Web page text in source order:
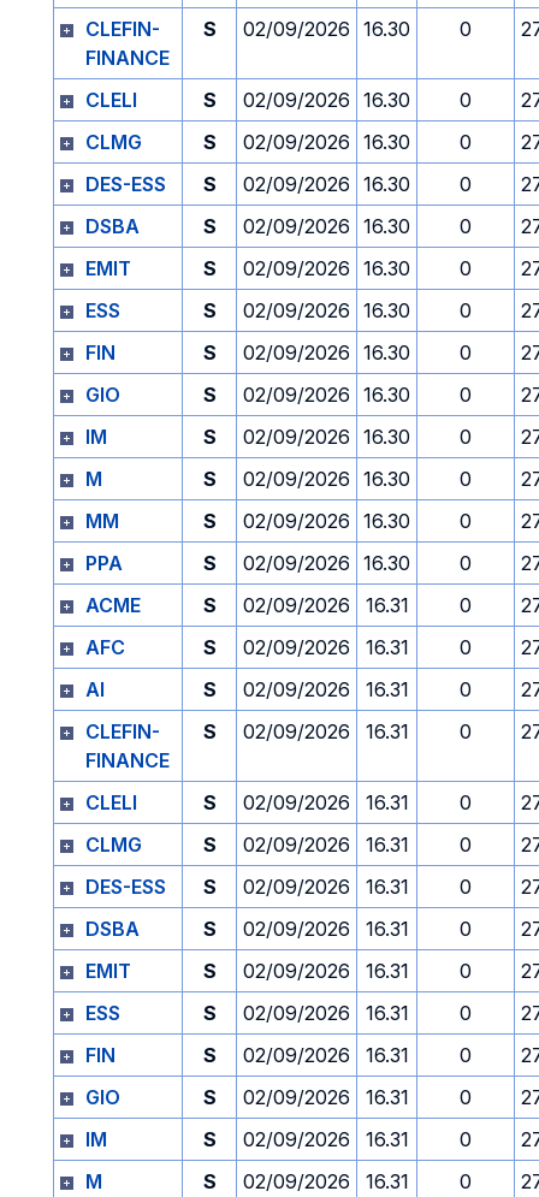
CLEFIN-
FINANCE
S 02/09/2026 16.30 0
CLELI S 02/09/2026 16.30 0
CLMG
S 02/09/2026 16.30 0
DES-ESS
S 02/09/2026 16.30 0
DSBA
S 02/09/2026 16.30 0
EMIT
S 02/09/2026 16.30 0
ESS
S 02/09/2026 16.30 0
FIN
S 02/09/2026 16.30 0
GIO
S 02/09/2026 16.30 0
IM
S 02/09/2026 16.30 0
M
S 02/09/2026 16.30 0
MM
S 02/09/2026 16.30 0
PPA
S 02/09/2026 16.30 0
ACME
S 02/09/2026 16.31 0
AFC
S 02/09/2026 16.31 0
AI
S 02/09/2026 16.31 0
CLEFIN-
FINANCE
S 02/09/2026 16.31 0
CLELI S 02/09/2026 16.31 0
CLMG
S 02/09/2026 16.31 0
DES-ESS
S 02/09/2026 16.31 0
DSBA
S 02/09/2026 16.31 0
EMIT
S 02/09/2026 16.31 0
ESS
S 02/09/2026 16.31 0
FIN
S 02/09/2026 16.31 0
GIO
S 02/09/2026 16.31 0
IM
S 02/09/2026 16.31 0
M
S 02/09/2026 16.31 0